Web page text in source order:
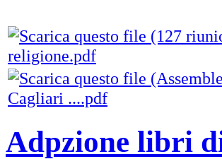
religione.pdf
Cagliari ....pdf
Adpzione libri